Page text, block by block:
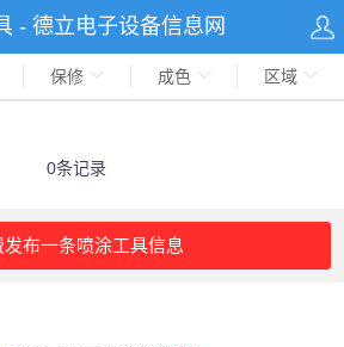
- 德立电子设备信息网
保修 成色 区域
0条记录
发布一条喷涂工具信息